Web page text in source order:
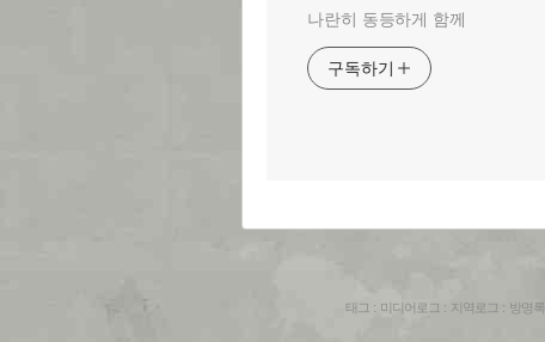
나란히 동등하게 함께
구독하기
태그 : 미디어로그 : 지역로그 : 방명록